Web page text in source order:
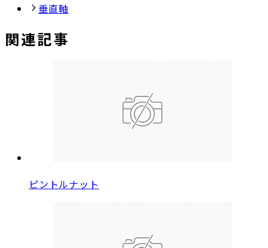
垂直軸
関連記事
ピントルナット